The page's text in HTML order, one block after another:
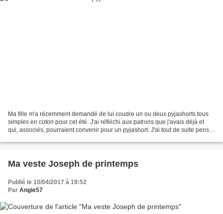
Ma fille m'a récemment demandé de lui coudre un ou deux pyjashorts tous
simples en coton pour cet été. J'ai réfléchi aux patrons que j'avais déjà et
qui, associés, pourraient convenir pour un pyjashort. J'ai tout de suite pensé
Ma veste Joseph de printemps
Publié le 10/04/2017 à 19:52
Par Angie57